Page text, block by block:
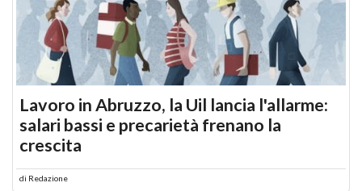
Lavoro in Abruzzo, la Uil lancia l'allarme:
salari bassi e precarietà frenano la
crescita
di Redazione